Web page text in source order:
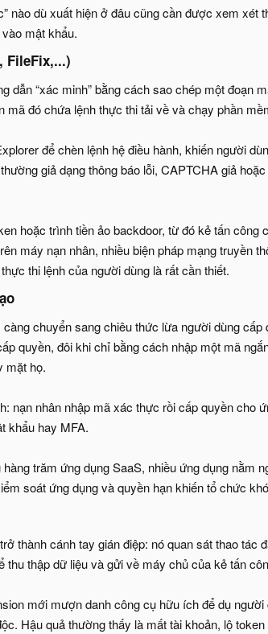
nào dù xuất hiện ở đâu cũng cần được xem xét
mật khẩu.
FileFix,...)​
dẫn “xác minh” bằng cách sao chép một đoạn
đó chứa lệnh thực thi tải về và chạy phần
để chèn lệnh hệ điều hành, khiến người
giả dạng thông báo lỗi, CAPTCHA giả
hoặc trình tiền ảo backdoor, từ đó kẻ tấn
máy nạn nhân, nhiều biện pháp mạng truyền
thi lệnh của người dùng là rất cần thiết.
chuyển sang chiêu thức lừa người dùng
quyền, đôi khi chỉ bằng cách nhập một mã
mặt họ.
nạn nhân nhập mã xác thực rồi cấp quyền cho
khẩu hay MFA.
trăm ứng dụng SaaS, nhiều ứng dụng nằm
soát ứng dụng và quyền hạn khiến tổ chức
thành cánh tay gián điệp: nó quan sát thao tác
thập dữ liệu và gửi về máy chủ của kẻ tấn
mới mượn danh công cụ hữu ích để dụ
Hậu quả thường thấy là mất tài khoản, lộ